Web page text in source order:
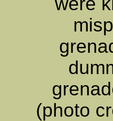
(photo